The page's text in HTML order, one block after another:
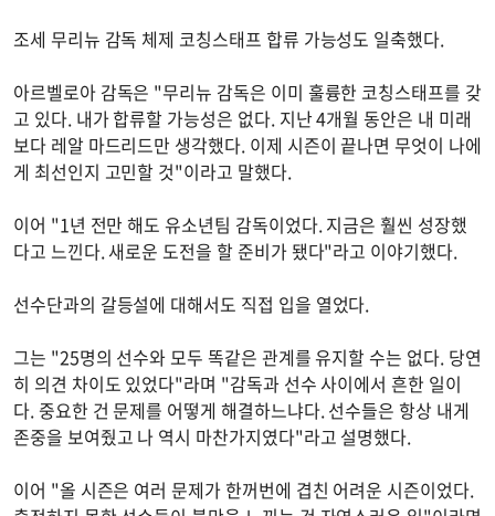
조세 무리뉴 감독 체제 코칭스태프 합류 가능성도 일축했다.
아르벨로아 감독은 "무리뉴 감독은 이미 훌륭한 코칭스태프를 갖
고 있다. 내가 합류할 가능성은 없다. 지난 4개월 동안은 내 미래
보다 레알 마드리드만 생각했다. 이제 시즌이 끝나면 무엇이 나에
게 최선인지 고민할 것"이라고 말했다.
이어 "1년 전만 해도 유소년팀 감독이었다. 지금은 훨씬 성장했
다고 느낀다. 새로운 도전을 할 준비가 됐다"라고 이야기했다.
선수단과의 갈등설에 대해서도 직접 입을 열었다.
그는 "25명의 선수와 모두 똑같은 관계를 유지할 수는 없다. 당연
히 의견 차이도 있었다"라며 "감독과 선수 사이에서 흔한 일이
다. 중요한 건 문제를 어떻게 해결하느냐다. 선수들은 항상 내게
존중을 보여줬고 나 역시 마찬가지였다"라고 설명했다.
이어 "올 시즌은 여러 문제가 한꺼번에 겹친 어려운 시즌이었다.